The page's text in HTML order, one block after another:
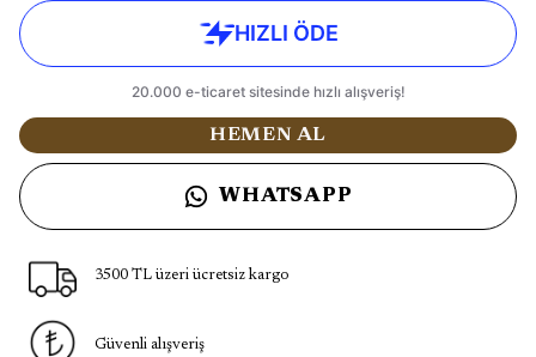
HEMEN AL
WHATSAPP
3500 TL üzeri ücretsiz kargo
Güvenli alışveriş